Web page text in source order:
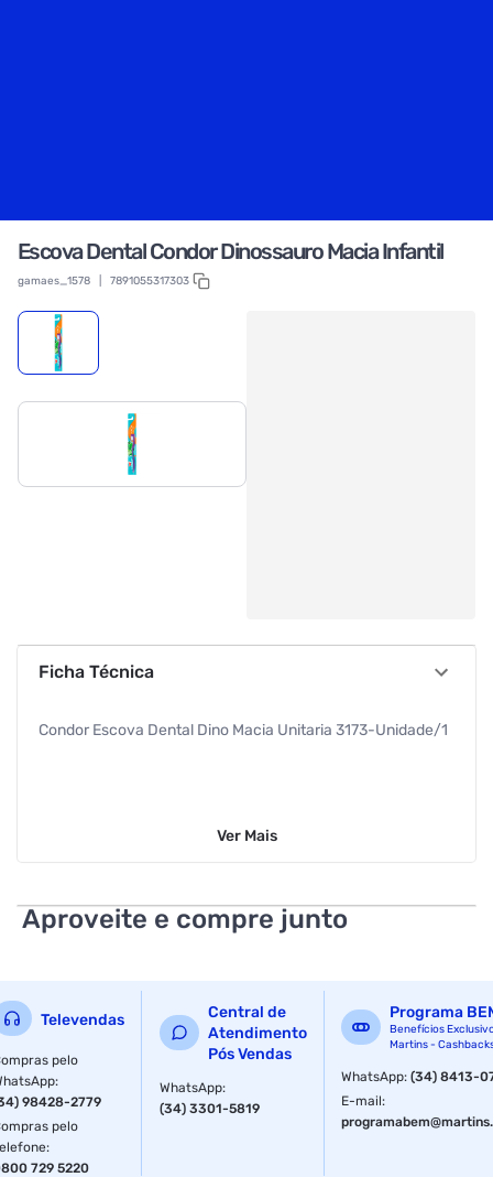
Escova Dental Condor Dinossauro Macia Infantil
gamaes_1578 7891055317303
Ficha Técnica
Condor Escova Dental Dino Macia Unitaria 3173-Unidade/1
Ver Mais
Aproveite e compre junto
Televendas
pelo
:
98428-2779
pelo
:
729 5220
Central de
Atendimento
Pós Vendas
WhatsApp:
(34) 3301-5819
Programa
Benefícios
Martins -
WhatsApp:(34) 8413-
E-mail: